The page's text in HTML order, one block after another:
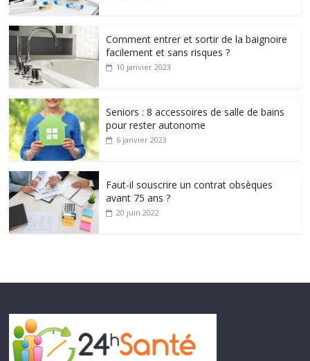
Comment entrer et sortir de la baignoire
facilement et sans risques ?
10 janvier 2023
Seniors : 8 accessoires de salle de bains
pour rester autonome
6 janvier 2023
Faut-il souscrire un contrat obsèques
avant 75 ans ?
20 juin 2022